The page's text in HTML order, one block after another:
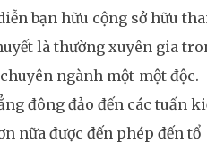
bạn hữu cộng sở hữu
là thường xuyên gia
ngành một-một độc.
đông đảo đến các tuấn
nữa được đến phép đến tổ